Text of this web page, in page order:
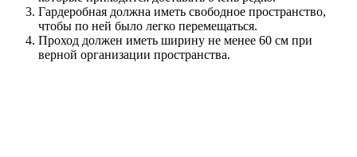
Гардеробная должна иметь свободное пространство,
чтобы по ней было легко перемещаться.
Проход должен иметь ширину не менее 60 см при
верной организации пространства.